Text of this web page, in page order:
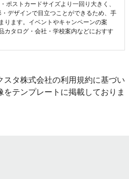
ポストカードサイズより一回り大きく、
デザインで目立つことができるため、手
ります。イベントやキャンペーンの案
カタログ・会社・学校案内などにおすす
スタ株式会社の利用規約に基づい
テンプレートに掲載しておりま